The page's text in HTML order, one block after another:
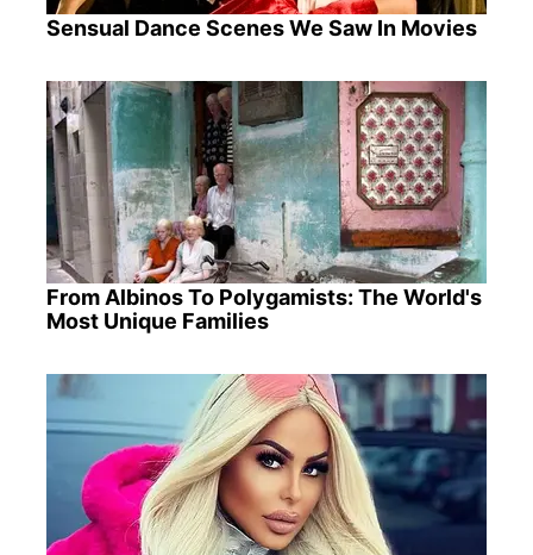
Sensual Dance Scenes We Saw In Movies
From Albinos To Polygamists: The World's
Most Unique Families